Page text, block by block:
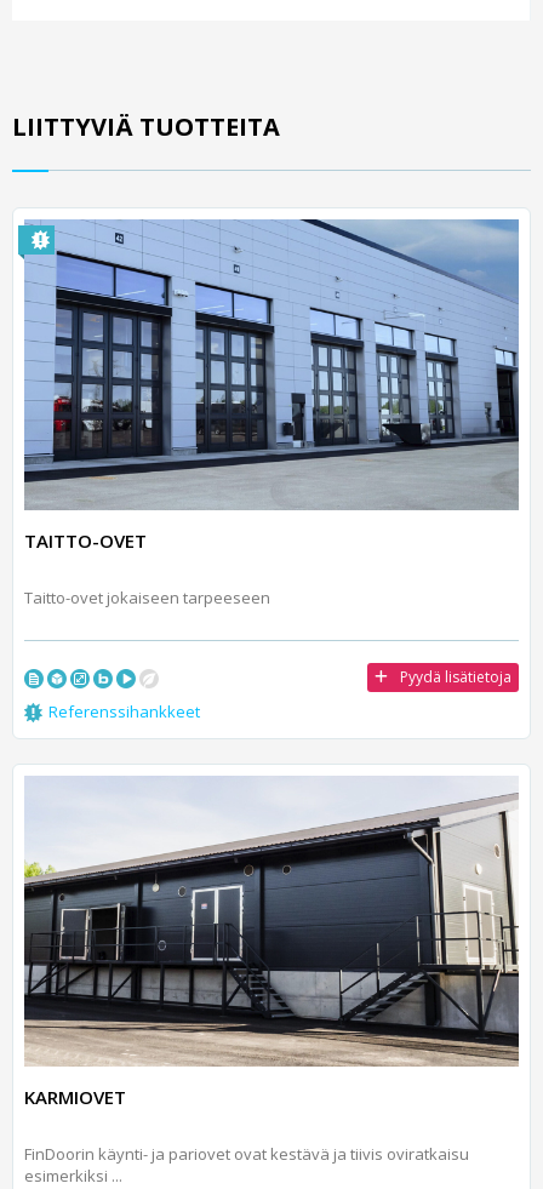
LIITTYVIÄ TUOTTEITA
TAITTO-OVET
Taitto-ovet jokaiseen tarpeeseen
Pyydä lisätietoja
Referenssihankkeet
KARMIOVET
FinDoorin käynti- ja pariovet ovat kestävä ja tiivis oviratkaisu
esimerkiksi ...